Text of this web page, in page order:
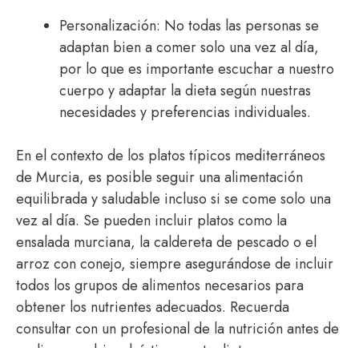
Personalización: No todas las personas se
adaptan bien a comer solo una vez al día,
por lo que es importante escuchar a nuestro
cuerpo y adaptar la dieta según nuestras
necesidades y preferencias individuales.
En el contexto de los platos típicos mediterráneos
de Murcia, es posible seguir una alimentación
equilibrada y saludable incluso si se come solo una
vez al día. Se pueden incluir platos como la
ensalada murciana, la caldereta de pescado o el
arroz con conejo, siempre asegurándose de incluir
todos los grupos de alimentos necesarios para
obtener los nutrientes adecuados. Recuerda
consultar con un profesional de la nutrición antes de